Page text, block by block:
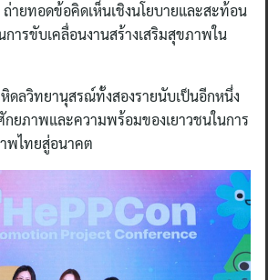
ายทอดข้อคิดเห็นเชิงนโยบายและสะท้อน
ารขับเคลื่อนงานสร้างเสริมสุขภาพใน
หิดลวิทยานุสรณ์ทั้งสองรายนับเป็นอีกหนึ่ง
ยภาพและความพร้อมของเยาวชนในการ
พไทยสู่อนาคต